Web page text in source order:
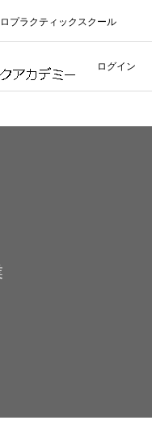
プラクティックスクール
ログイン